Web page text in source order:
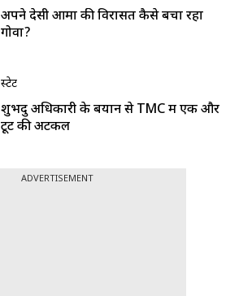
अपने देसी आमों की विरासत कैसे बचा रहा
गोवा?
स्टेट
शुभेंदु अधिकारी के बयान से TMC में एक और
टूट की अटकलें
ADVERTISEMENT